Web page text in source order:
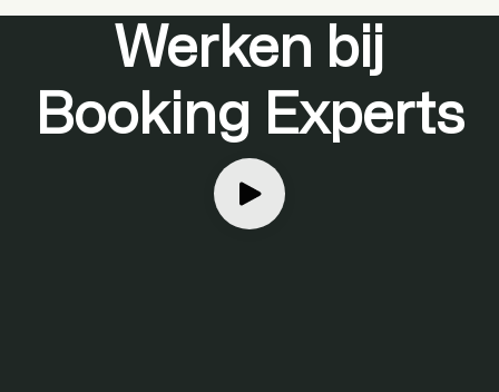
Werken bij
Booking Experts